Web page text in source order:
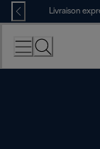
Skip
to
Content
Livraison